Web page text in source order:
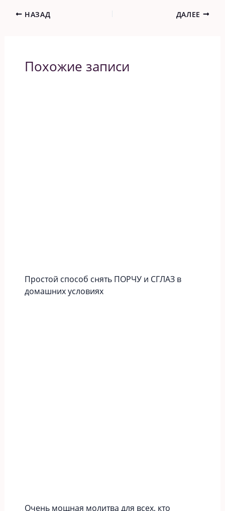
НАЗАД ДАЛЕЕ
Похожие записи
Простой способ снять ПОРЧУ и СГЛАЗ в
домашних условиях
Очень мощная молитва для всех, кто